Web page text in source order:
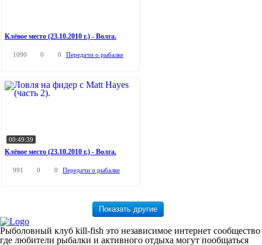
Клёвое место (23.10.2010 г.) - Волга.
1090 0 0 Передачи о рыбалке
00:49:39
Клёвое место (23.10.2010 г.) - Волга.
991 0 0 Передачи о рыбалке
Рыболовный клуб kill-fish это независимое интернет сообщество
где любители рыбалки и активного отдыха могут пообщаться